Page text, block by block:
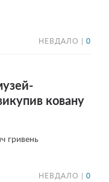
НЕВДАЛО | 0
ковану
гривень
НЕВДАЛО | 0